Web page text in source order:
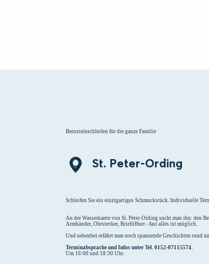
Bernsteinschleifen für die ganze Familie
St. Peter-Ording
Schleifen Sie ein einzigartiges Schmuckstück. Individuelle
An der Wasserkante von St. Peter-Ording sucht man ihn: den
Armbänder, Ohrstecker, Brieföffner - fast alles ist möglich.
Und nebenbei erfährt man noch spannende Geschichten rund
Terminabsprache und Infos unter Tel. 0152-07115574.
Um 16:00 und 18:30 Uhr.